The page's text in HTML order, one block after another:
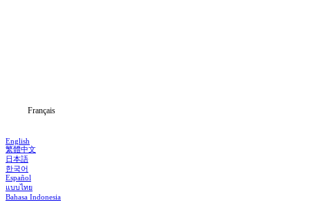
Français
English
繁體中文
日本語
한국어
Español
แบบไทย
Bahasa Indonesia